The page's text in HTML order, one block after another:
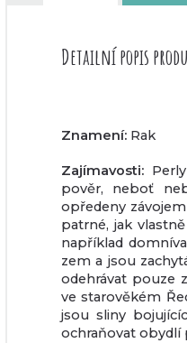
Detailní popis
Znamení: Rak
Zajímavosti:
pověr, neboť
opředeny
patrné, jak
například
zem a jsou
odehrávat pouze
ve starověkém
jsou sliny
ochraňovat obydlí